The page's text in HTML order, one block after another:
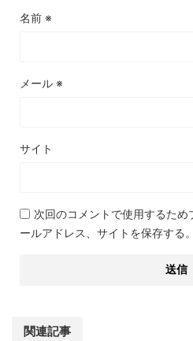
名前 ※
メール ※
サイト
次回のコメントで使用するた
ールアドレス、サイトを保存する。
関連記事